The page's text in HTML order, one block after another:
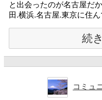
と出会ったのが名古屋だ
田.横浜.名古屋.東京に住
続
コミュ